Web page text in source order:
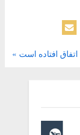
افتاده است